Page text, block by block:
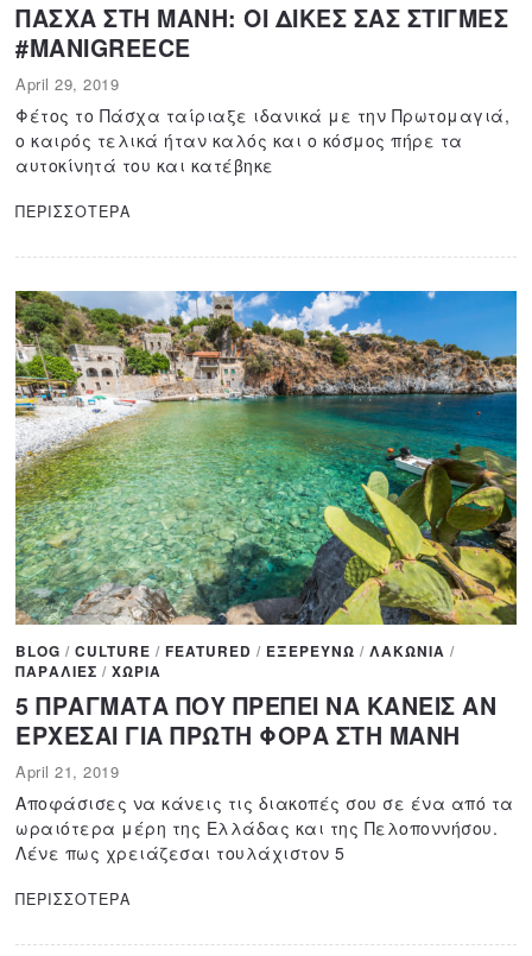
ΠΑΣΧΑ ΣΤΗ ΜΑΝΗ: ΟΙ ΔΙΚΕΣ ΣΑΣ ΣΤΙΓΜΕΣ
#MANIGREECE
April 29, 2019
p
r
i
1
2
2
0
Φέτος το Πάσχα ταίριαξε ιδανικά με την Πρωτομαγιά,
ο καιρός τελικά ήταν καλός και ο κόσμος πήρε τα
αυτοκίνητά του και κατέβηκε
ΠΕΡΙΣΣΟΤΕΡΑ
BLOG / CULTURE / FEATURED / ΕΞΕΡΕΥΝΩ / ΛΑΚΩΝΙΑ /
ΠΑΡΑΛΙΕΣ / ΧΩΡΙΑ
5 ΠΡΑΓΜΑΤΑ ΠΟΥ ΠΡΕΠΕΙ ΝΑ ΚΑΝΕΙΣ ΑΝ
ΕΡΧΕΣΑΙ ΓΙΑ ΠΡΩΤΗ ΦΟΡΑ ΣΤΗ ΜΑΝΗ
April 21, 2019
r
l
1
2
Αποφάσισες να κάνεις τις διακοπές σου σε ένα από τα
ωραιότερα μέρη της Ελλάδας και της Πελοποννήσου.
Λένε πως χρειάζεσαι τουλάχιστον 5
ΠΕΡΙΣΣΟΤΕΡΑ